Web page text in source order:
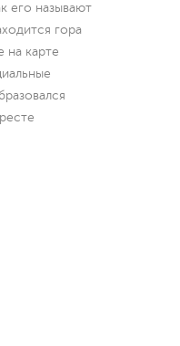
его называют
гора
на карте